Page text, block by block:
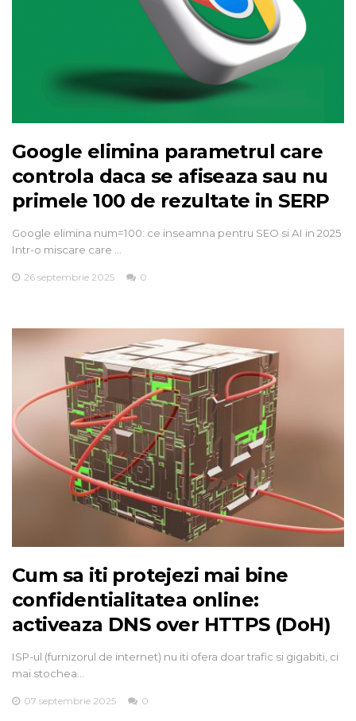
Google elimina parametrul care
controla daca se afiseaza sau nu
primele 100 de rezultate in SERP
Google elimina num=100: ce inseamna pentru SEO si AI in 2025
Intr-o miscare care …
26 septembrie 2025 0
Cum sa iti protejezi mai bine
confidentialitatea online:
activeaza DNS over HTTPS (DoH)
ISP-ul (furnizorul de internet) nu iti ofera doar trafic si gigabiti, ci
mai stochea…
07 septembrie 2025 0